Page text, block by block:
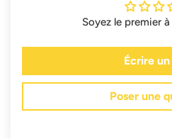
Soyez le premier
Écrire
Poser une